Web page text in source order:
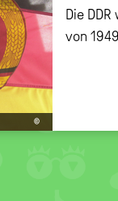
©
Die
von